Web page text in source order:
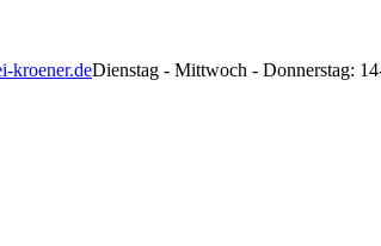
kroener.deDienstag - Mittwoch - Donnerstag: